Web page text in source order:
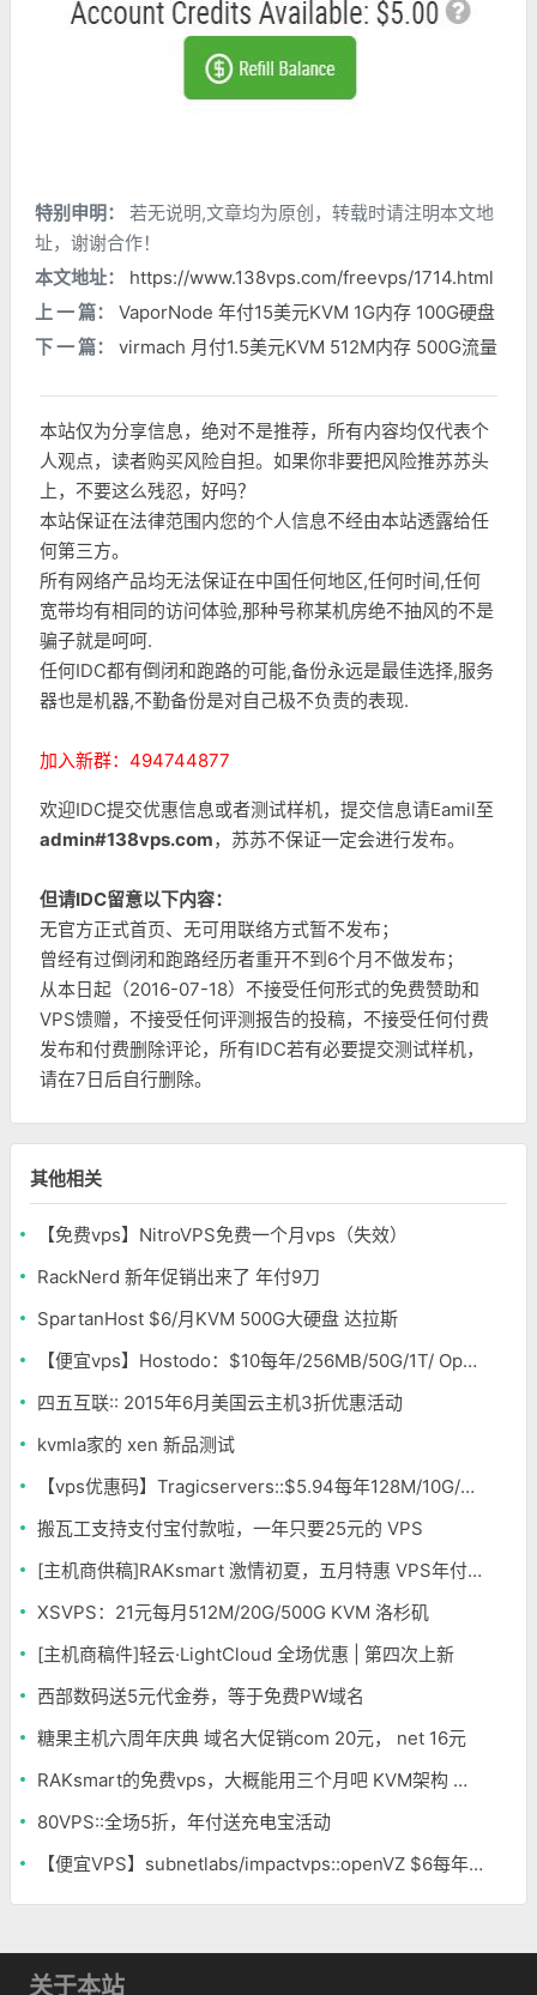
特别申明：
若无说明,文章均为原创，转载时请注明本文地
址，谢谢合作！
本文地址：
https://www.138vps.com/freevps/1714.html
上 一 篇：
VaporNode 年付15美元KVM 1G内存 100G硬盘
下 一 篇：
virmach 月付1.5美元KVM 512M内存 500G流量
本站仅为分享信息，绝对不是推荐，所有内容均仅代表个
人观点，读者购买风险自担。如果你非要把风险推苏苏头
上，不要这么残忍，好吗？
本站保证在法律范围内您的个人信息不经由本站透露给任
何第三方。
所有网络产品均无法保证在中国任何地区,任何时间,任何
宽带均有相同的访问体验,那种号称某机房绝不抽风的不是
骗子就是呵呵.
任何IDC都有倒闭和跑路的可能,备份永远是最佳选择,服务
器也是机器,不勤备份是对自己极不负责的表现.
加入新群：494744877
欢迎IDC提交优惠信息或者测试样机，提交信息请Eamil至
admin#138vps.com，苏苏不保证一定会进行发布。
但请IDC留意以下内容：
无官方正式首页、无可用联络方式暂不发布；
曾经有过倒闭和跑路经历者重开不到6个月不做发布；
从本日起（2016-07-18）不接受任何形式的免费赞助和
VPS馈赠，不接受任何评测报告的投稿，不接受任何付费
发布和付费删除评论，所有IDC若有必要提交测试样机，
请在7日后自行删除。
其他相关
【免费vps】NitroVPS免费一个月vps（失效）
RackNerd 新年促销出来了 年付9刀
SpartanHost $6/月KVM 500G大硬盘 达拉斯
【便宜vps】Hostodo：$10每年/256MB/50G/1T/ OpenVZ 洛杉矶
四五互联:: 2015年6月美国云主机3折优惠活动
kvmla家的 xen 新品测试
【vps优惠码】Tragicservers::$5.94每年128M/10G/500G OpenVZ 洛杉矶&达拉斯
搬瓦工支持支付宝付款啦，一年只要25元的 VPS
[主机商供稿]RAKsmart 激情初夏，五月特惠 VPS年付低至163元 不限流量
XSVPS：21元每月512M/20G/500G KVM 洛杉矶
[主机商稿件]轻云·LightCloud 全场优惠 | 第四次上新
西部数码送5元代金券，等于免费PW域名
糖果主机六周年庆典 域名大促销com 20元， net 16元
RAKsmart的免费vps，大概能用三个月吧 KVM架构 能win
80VPS::全场5折，年付送充电宝活动
【便宜VPS】subnetlabs/impactvps::openVZ $6每年 256M内存 西雅图
关于本站